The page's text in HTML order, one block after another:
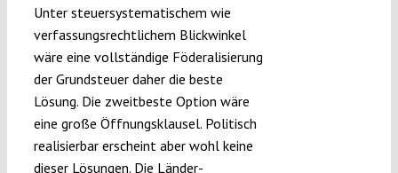
Unter steuersystematischem wie
verfassungsrechtlichem Blickwinkel
wäre eine vollständige Föderalisierung
der Grundsteuer daher die beste
Lösung. Die zweitbeste Option wäre
eine große Öffnungsklausel. Politisch
realisierbar erscheint aber wohl keine
dieser Lösungen. Die Länder-